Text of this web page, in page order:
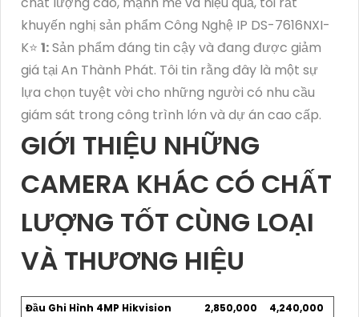
khuyến nghị sản phẩm Công Nghệ IP DS-7616NXI-
K⭐ 1:Sản phẩm đáng tin cậy và đang được giảm
giá tại An Thành Phát. Tôi tin rằng đây là một sự
lựa chọn tuyệt vời cho những người có nhu cầu
giám sát trong công trình lớn và dự án cao cấp.
GIỚI THIỆU NHỮNG
CAMERA KHÁC CÓ CHẤT
LƯỢNG TỐT CÙNG LOẠI
VÀ THƯƠNG HIỆU
Đầu Ghi Hình 4MP Hikvision
2,850,000
4,240,000